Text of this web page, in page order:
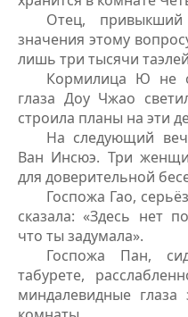
Отец,
значения этому
лишь три тысячи
Кормилица Ю не
глаза Доу Чжао
строила планы на эти
На следующий
Ван Инсюэ. Три
для доверительной
Госпожа Гао,
сказала: «Здесь нет
что ты задумала».
Госпожа Пан,
табурете,
миндалевидные глаза